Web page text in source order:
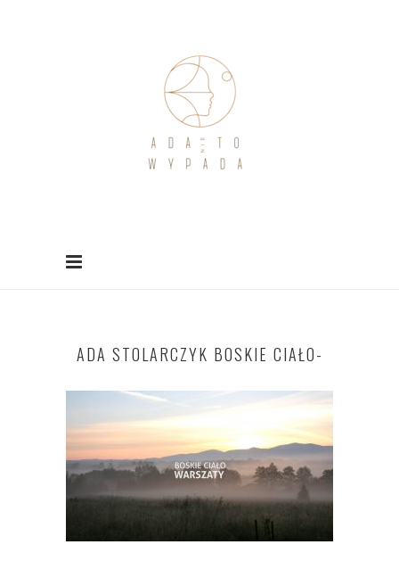
ADA STOLARCZYK BOSKIE CIAŁO-